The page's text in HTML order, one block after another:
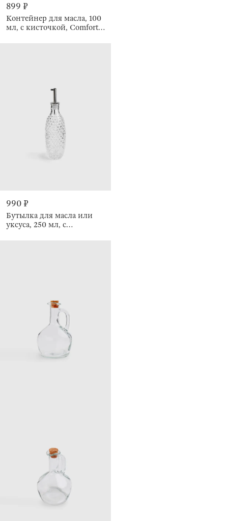
899 ₽
Контейнер для масла, 100
мл, с кисточкой, Comfort
990 ₽
Бутылка для масла или
уксуса, 250 мл, с